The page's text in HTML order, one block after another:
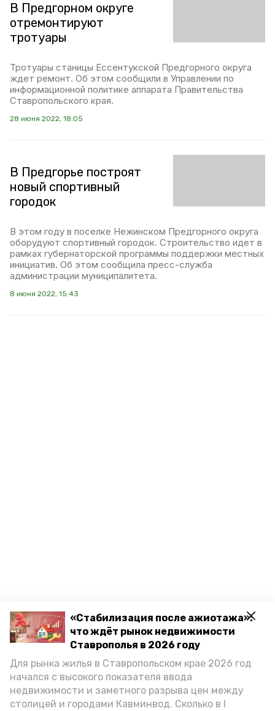
«Стабилизация после ажиотажа»:
что ждёт рынок недвижимости
Ставрополья в 2026 году
Для рынка жилья в Ставропольском крае 2026 год
начался с высокого показателя ввода
недвижимости и заметного разрыва цен между
столицей и городами Кавминвод. Сколько в I
В Предгорном округе
отремонтируют
тротуары
Тротуары станицы Ессентукской Предгорного округа
ждет ремонт. Об этом сообщили в Управлении по
информационной политике аппарата Правительства
Ставропольского края.
28 июня 2022, 18:05
В Предгорье построят
новый спортивный
городок
В этом году в поселке Нежинском Предгорного округа
оборудуют спортивный городок. Строительство идет в
рамках губернаторской программы поддержки местных
инициатив. Об этом сообщила пресс-служба
администрации муниципалитета.
8 июня 2022, 15:43